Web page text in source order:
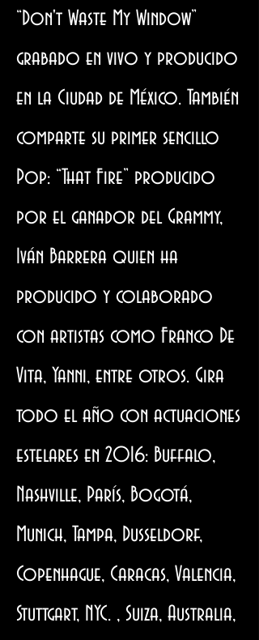
“Don't Waste My Window”
grabado en vivo y producido
en la Ciudad de México. También
comparte su primer sencillo
Pop: “That Fire” producido
por el ganador del Grammy,
Iván Barrera quien ha
producido y colaborado
con artistas como Franco De
Vita, Yanni, entre otros. Gira
todo el año con actuaciones
estelares en 2016: Buffalo,
Nashville, París, Bogotá,
Munich, Tampa, Dusseldorf,
Copenhague, Caracas, Valencia,
Stuttgart, NYC. , Suiza, Australia,